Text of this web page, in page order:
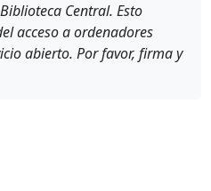
Central. Esto
acceso a ordenadores
abierto. Por favor, firma y